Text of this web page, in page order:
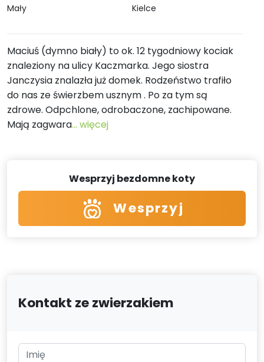
Mały Kielce
Maciuś (dymno biały) to ok. 12 tygodniowy kociak
znaleziony na ulicy Kaczmarka. Jego siostra
Janczysia znalazła już domek. Rodzeństwo trafiło
do nas ze świerzbem usznym . Po za tym są
zdrowe. Odpchlone, odrobaczone, zachipowane.
Mają zagwara... więcej
Wesprzyj bezdomne koty
Wesprzyj
Kontakt ze zwierzakiem